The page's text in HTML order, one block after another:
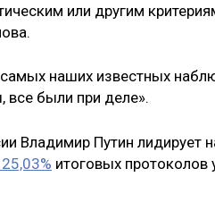
или другим
наших известных
все были при деле».
Владимир Путин лидирует
итоговых протоколов